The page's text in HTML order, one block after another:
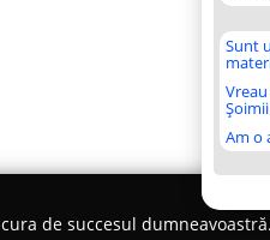
Sunt
Șoimii
Am o
de succesul dumneavoastră.